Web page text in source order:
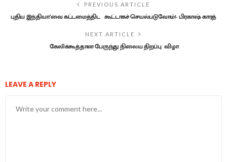
PREVIOUS ARTICLE
புதிய இந்தியா’வை கட்டமைத்திட கூட்டாகச் செயல்படுவோம்!- பிரகாஷ் காரத்
NEXT ARTICLE
கேலிக்கூத்தான பேருந்து நிலைய திறப்பு விழா
LEAVE A REPLY